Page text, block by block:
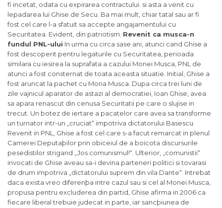
fi incetat, odata cu expirarea contractului. si asta a venit cu
lepadarea lui Ghise de Secu. Ba mai mult, chiar tatal sau ar fi
fost cel care l-a sfatuit sa accepte angajamentului cu
Securitatea. Evident, din patriotism. Revenit ca musca-n
fundul PNL-ului In urma cu circa sase ani, atunci cand Ghise a
fost descoperit pentru legaturile cu Securitatea, perioada
similara cu iesirea la suprafata a cazului Monei Musca, PNL de
atunci a fost consternat de toata aceasta situatie. Initial, Ghise a
fost aruncat la pachet cu Mona Musca. Dupa circa trei luni de
zile vajnicul aparator de astazi al democratiei, Ioan Ghise, avea
sa apara renascut din cenusa Securitatii pe care o slujise in
trecut. Un botez de iertare a pacatelor care avea sa transforme
un turnator intr-un „cruciat“ impotriva dictatorului Basescu.
Revenit in PNL, Ghise a fost cel care s-a facut remarcat in plenul
Camerei Deputaþilor prin obiceiul de a boicota discursurile
pesedistilor strigand „Jos comunismul!“. Ulterior, „comunistii“
invocati de Ghise aveau sa-i devina parteneri politici si tovarasi
de drum impotriva „dictatorului suprem din vila Dante“. Intrebat
daca exista vreo diferenþa intre cazul sau si cel al Monei Musca,
propusa pentru excluderea din partid, Ghise afirma in 2006 ca
fiecare liberal trebuie judecat in parte, iar sancþiunea de